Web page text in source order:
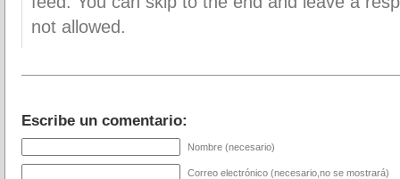
not allowed.
Escribe un comentario:
Nombre (necesario)
Correo electrónico (necesario,no se mostrará)